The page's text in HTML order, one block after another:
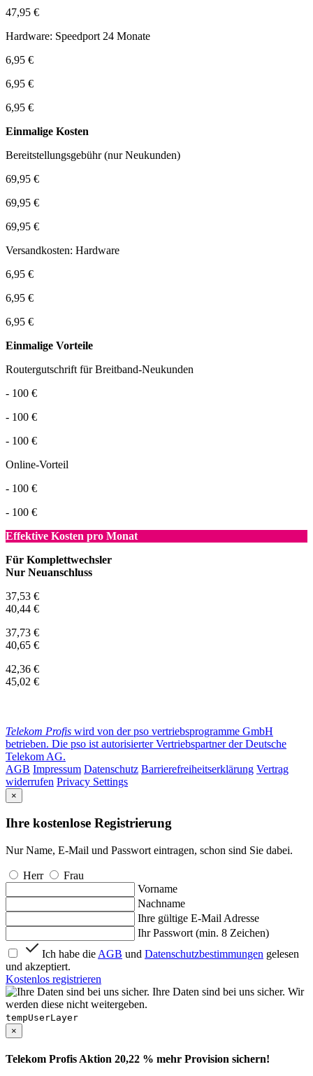
47,95 €
Hardware: Speedport 24 Monate
6,95 €
6,95 €
6,95 €
Einmalige Kosten
Bereitstellungsgebühr (nur Neukunden)
69,95 €
69,95 €
69,95 €
Versandkosten: Hardware
6,95 €
6,95 €
6,95 €
Einmalige Vorteile
Routergutschrift für Breitband-Neukunden
- 100 €
- 100 €
- 100 €
Online-Vorteil
- 100 €
- 100 €
Effektive Kosten pro Monat
Für Komplettwechsler
Nur Neuanschluss
37,53 €
40,44 €
37,73 €
40,65 €
42,36 €
45,02 €
Telekom Profis wird von der pso vertriebsprogramme GmbH
betrieben. Die pso ist autorisierter Vertriebspartner der Deutsche
Telekom AG.
AGB Impressum Datenschutz Barrierefreiheitserklärung Vertrag
widerrufen Privacy Settings
×
Ihre kostenlose Registrierung
Nur Name, E-Mail und Passwort eintragen, schon sind Sie dabei.
Herr
Frau
Vorname
Nachname
Ihre gültige E-Mail Adresse
Ihr Passwort (min. 8 Zeichen)
Ich habe die AGB und Datenschutzbestimmungen gelesen
und akzeptiert.
Kostenlos registrieren
Ihre Daten sind bei uns sicher. Wir
werden diese nicht weitergeben.
tempUserLayer
×
Telekom Profis Aktion 20,22 % mehr Provision sichern!